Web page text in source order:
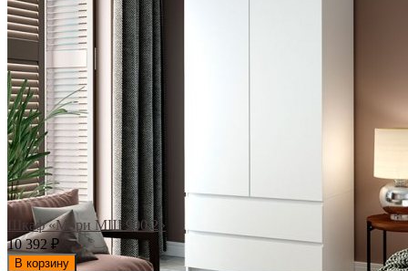
Шкаф «Мори МШ 900.2»
10 392₽
В корзину